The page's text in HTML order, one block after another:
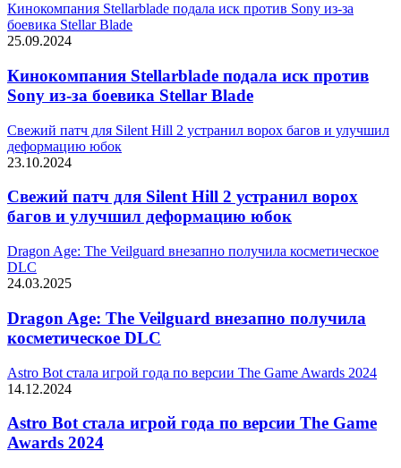
Кинокомпания Stellarblade подала иск против Sony из-за
боевика Stellar Blade
25.09.2024
Кинокомпания Stellarblade подала иск против
Sony из-за боевика Stellar Blade
Свежий патч для Silent Hill 2 устранил ворох багов и улучшил
деформацию юбок
23.10.2024
Свежий патч для Silent Hill 2 устранил ворох
багов и улучшил деформацию юбок
Dragon Age: The Veilguard внезапно получила косметическое
DLC
24.03.2025
Dragon Age: The Veilguard внезапно получила
косметическое DLC
Astro Bot стала игрой года по версии The Game Awards 2024
14.12.2024
Astro Bot стала игрой года по версии The Game
Awards 2024